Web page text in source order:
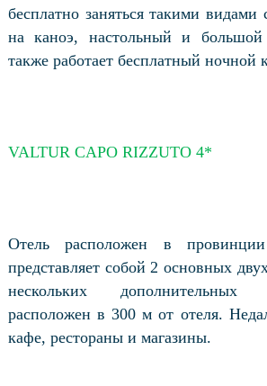
бесплатно заняться такими видами
на каноэ, настольный и
также работает бесплатный ночной
VALTUR CAPO RIZZUTO 4*
Отель расположен в
представляет собой 2 основных
нескольких
расположен в 300 м от отеля.
кафе, рестораны и магазины.